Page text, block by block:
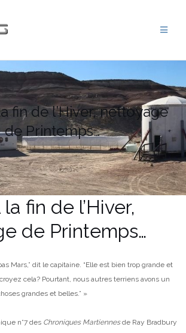
fin de l’Hiver, nettoyage
de Printemps…
fin de l’Hiver,
de Printemps…
Mars,” dit le capitaine. “Elle est bien trop grande et
croyez cela? Pourtant, nous autres terriens avons un
grandes et belles.” »
n°7 des Chroniques Martiennesde Ray Bradbury